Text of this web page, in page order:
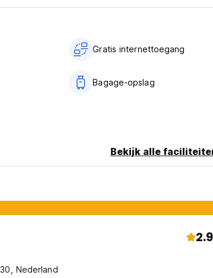
om in te checken. Wij zijn een locatie met
is een vereiste van de Queensland Liquor Act
tot 22.00 uur op maandag, dinsdag, woensdag,
en zaterdag. Buiten deze tijden kunnen
geboekte creditcard (Auto-translated from original
Gratis internettoegang
Bagage-opslag
Bekijk alle
2.9
Nederland